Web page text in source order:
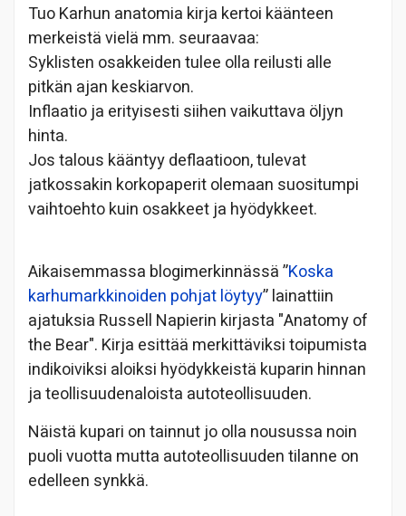
Tuo Karhun anatomia kirja kertoi käänteen
merkeistä vielä mm. seuraavaa:
Syklisten osakkeiden tulee olla reilusti alle
pitkän ajan keskiarvon.
Inflaatio ja erityisesti siihen vaikuttava öljyn
hinta.
Jos talous kääntyy deflaatioon, tulevat
jatkossakin korkopaperit olemaan suositumpi
vaihtoehto kuin osakkeet ja hyödykkeet.
Aikaisemmassa blogimerkinnässä ”Koska
karhumarkkinoiden pohjat löytyy” lainattiin
ajatuksia Russell Napierin kirjasta "Anatomy of
the Bear". Kirja esittää merkittäviksi toipumista
indikoiviksi aloiksi hyödykkeistä kuparin hinnan
ja teollisuudenaloista autoteollisuuden.
Näistä kupari on tainnut jo olla nousussa noin
puoli vuotta mutta autoteollisuuden tilanne on
edelleen synkkä.